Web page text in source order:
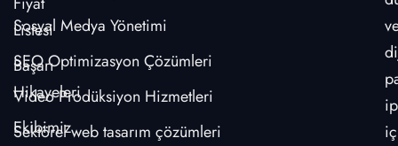
Listesi
Başarı
Hikayeleri
Ekibimiz
Sosyal Medya Yönetimi
SEO Optimizasyon Çözümleri
Video Prodüksiyon Hizmetleri
Sektörel web tasarım çözümleri